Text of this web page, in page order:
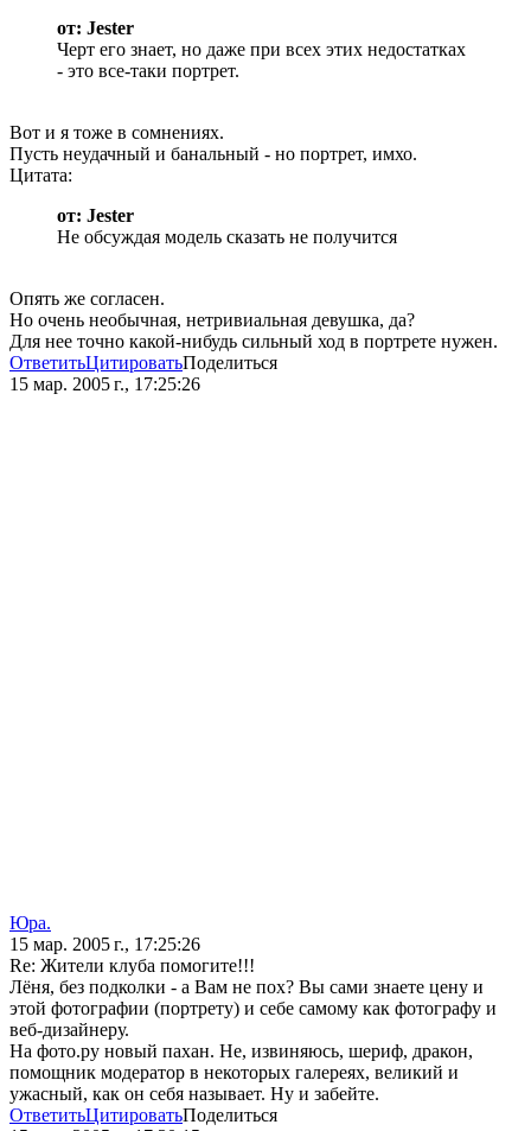
от: Jester
Черт его знает, но даже при всех этих недостатках
- это все-таки портрет.
Вот и я тоже в сомнениях.
Пусть неудачный и банальный - но портрет, имхо.
Цитата:
от: Jester
Не обсуждая модель сказать не получится
Опять же согласен.
Но очень необычная, нетривиальная девушка, да?
Для нее точно какой-нибудь сильный ход в портрете нужен.
ОтветитьЦитироватьПоделиться
15 мар. 2005 г., 17:25:26
Юра.
15 мар. 2005 г., 17:25:26
Re: Жители клуба помогите!!!
Лёня, без подколки - а Вам не пох? Вы сами знаете цену и
этой фотографии (портрету) и себе самому как фотографу и
веб-дизайнеру.
На фото.ру новый пахан. Не, извиняюсь, шериф, дракон,
помощник модератор в некоторых галереях, великий и
ужасный, как он себя называет. Ну и забейте.
ОтветитьЦитироватьПоделиться